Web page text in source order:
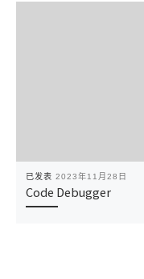
已发表 2023年11月28日
Code Debugger